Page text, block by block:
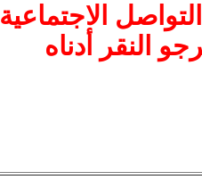
الاجتماعية
النقر أدناه